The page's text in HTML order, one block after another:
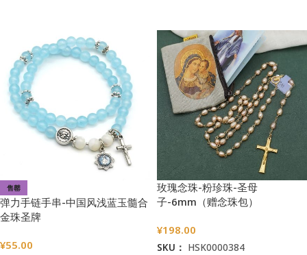
售罄
弹力手链手串-中国风浅蓝玉髓合
金珠圣牌
¥55.00
玫瑰念珠-粉珍珠-圣母
子-6mm（赠念珠包）
¥198.00
SKU： HSK0000384